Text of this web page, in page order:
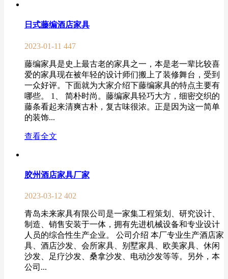
日式藤编酒店家具
2023-01-11 447
藤编家具是史上最古老的家具之一，本是老一辈比较喜
爱的家具现在被年轻的设计师们搬上了装修舞台，受到
一众好评。下面就为大家介绍下藤编家具的特点主要有
哪些。 1、 简朴时尚。藤编家具轻巧大方，细密交织的
藤条看起来清爽古朴，复古味很浓。正是因为这一简单
的装饰...
查看全文
胶州酒店家具厂家
2023-03-12 402
青岛未来家具有限公司是一家集工程策划、研究设计、
制造、销售安装于一体，拥有先进机械设备和专业设计
人员的综合性生产企业。 公司介绍 本厂专业生产酒店家
具、酒店沙发、会所家具、别墅家具、欧美家具、休闲
沙发、足疗沙发、桑拿沙发、电动沙发等等。另外，本
公司...